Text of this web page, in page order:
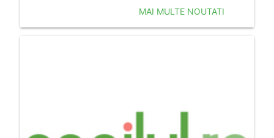
MAI MULTE NOUTATI